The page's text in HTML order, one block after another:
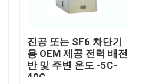
진공 또는 SF6 차단기
용 OEM 제공 전력 배전
반 및 주변 온도 -5C-
40C